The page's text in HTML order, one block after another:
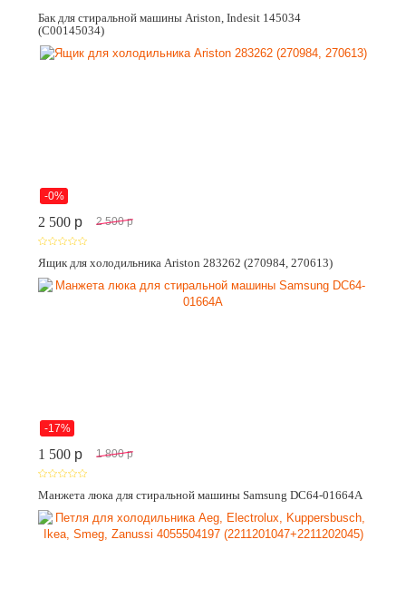
Бак для стиральной машины Ariston, Indesit 145034
(C00145034)
-0%
2 500 p 2 500 p
Ящик для холодильника Ariston 283262 (270984, 270613)
-17%
1 500 p 1 800 p
Манжета люка для стиральной машины Samsung DC64-01664A